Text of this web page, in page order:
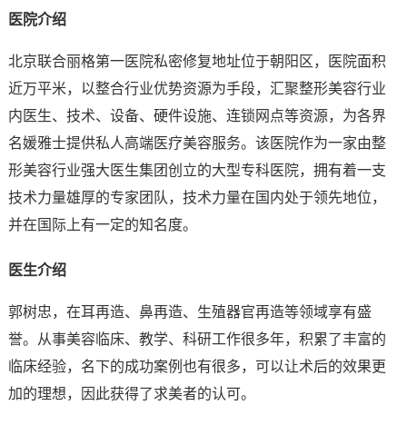
医院介绍
北京联合丽格第一医院私密修复地址位于朝阳区，医院面积
近万平米，以整合行业优势资源为手段，汇聚整形美容行业
内医生、技术、设备、硬件设施、连锁网点等资源，为各界
名媛雅士提供私人高端医疗美容服务。该医院作为一家由整
形美容行业强大医生集团创立的大型专科医院，拥有着一支
技术力量雄厚的专家团队，技术力量在国内处于领先地位，
并在国际上有一定的知名度。
医生介绍
郭树忠，在耳再造、鼻再造、生殖器官再造等领域享有盛
誉。从事美容临床、教学、科研工作很多年，积累了丰富的
临床经验，名下的成功案例也有很多，可以让术后的效果更
加的理想，因此获得了求美者的认可。